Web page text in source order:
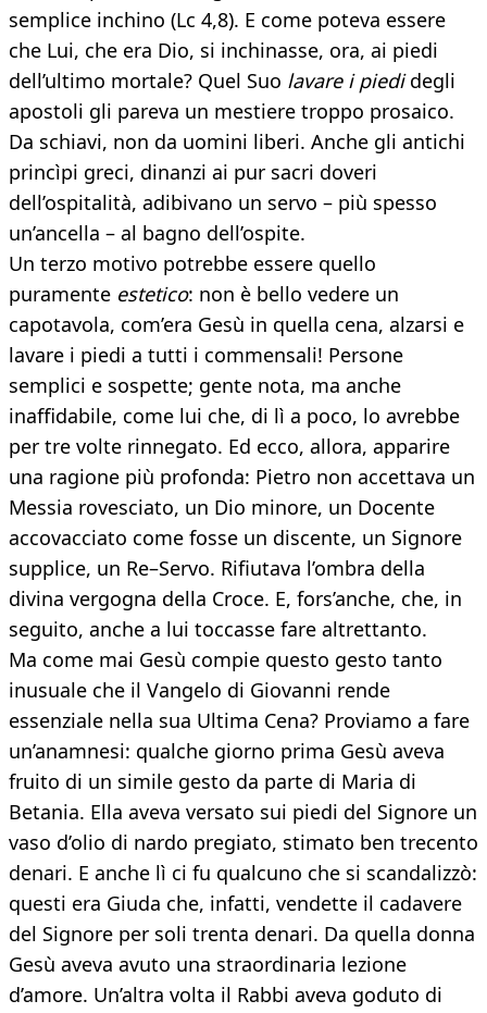
semplice inchino (Lc 4,8). E come poteva essere
che Lui, che era Dio, si inchinasse, ora, ai piedi
dell’ultimo mortale? Quel Suo lavare i piedidegli
apostoli gli pareva un mestiere troppo prosaico.
Da schiavi, non da uomini liberi. Anche gli antichi
princìpi greci, dinanzi ai pur sacri doveri
dell’ospitalità, adibivano un servo – più spesso
un’ancella – al bagno dell’ospite.
Un terzo motivo potrebbe essere quello
puramente estetico: non è bello vedere un
capotavola, com’era Gesù in quella cena, alzarsi e
lavare i piedi a tutti i commensali! Persone
semplici e sospette; gente nota, ma anche
inaffidabile, come lui che, di lì a poco, lo avrebbe
per tre volte rinnegato. Ed ecco, allora, apparire
una ragione più profonda: Pietro non accettava un
Messia rovesciato, un Dio minore, un Docente
accovacciato come fosse un discente, un Signore
supplice, un Re–Servo. Rifiutava l’ombra della
divina vergogna della Croce. E, fors’anche, che, in
seguito, anche a lui toccasse fare altrettanto.
Ma come mai Gesù compie questo gesto tanto
inusuale che il Vangelo di Giovanni rende
essenziale nella sua Ultima Cena? Proviamo a fare
un’anamnesi: qualche giorno prima Gesù aveva
fruito di un simile gesto da parte di Maria di
Betania. Ella aveva versato sui piedi del Signore un
vaso d’olio di nardo pregiato, stimato ben trecento
denari. E anche lì ci fu qualcuno che si scandalizzò:
questi era Giuda che, infatti, vendette il cadavere
del Signore per soli trenta denari. Da quella donna
Gesù aveva avuto una straordinaria lezione
d’amore. Un’altra volta il Rabbi aveva goduto di